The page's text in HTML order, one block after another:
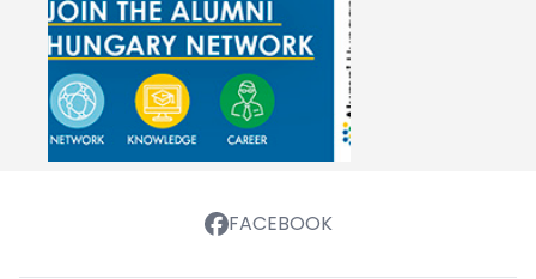
FACEBOOK